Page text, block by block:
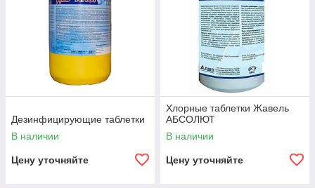
Дезинфицирующие таблетки
В наличии
Цену уточняйте
Хлорные таблетки Жавель
АБСОЛЮТ
В наличии
Цену уточняйте